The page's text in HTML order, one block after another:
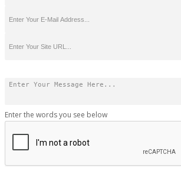
Enter the words you see below